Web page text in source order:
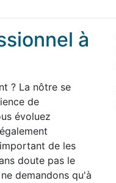
à
? La nôtre se
de
évoluez
de les
doute pas le
demandons qu'à